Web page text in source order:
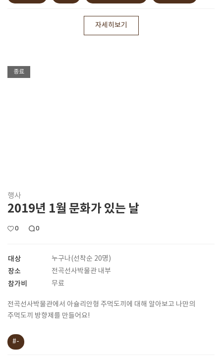
자세히보기
종료
행사
2019년 1월 문화가 있는 날
0 0
대상 누구나(선착순 20명)
장소 전곡선사박물관 내부
참가비 무료
전곡선사박물관에서 아슐리안형 주먹도끼에 대해 알아보고 나만의
주먹도끼 방향제를 만들어요!
#-